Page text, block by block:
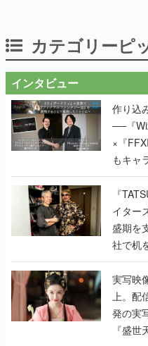
カテゴリーピ
インタビュー
作り込
──『
×『
もキャ
で作り
く
『
イター
盛期を
社で机
『
んだレ
実写映
上。
発の実
『盛